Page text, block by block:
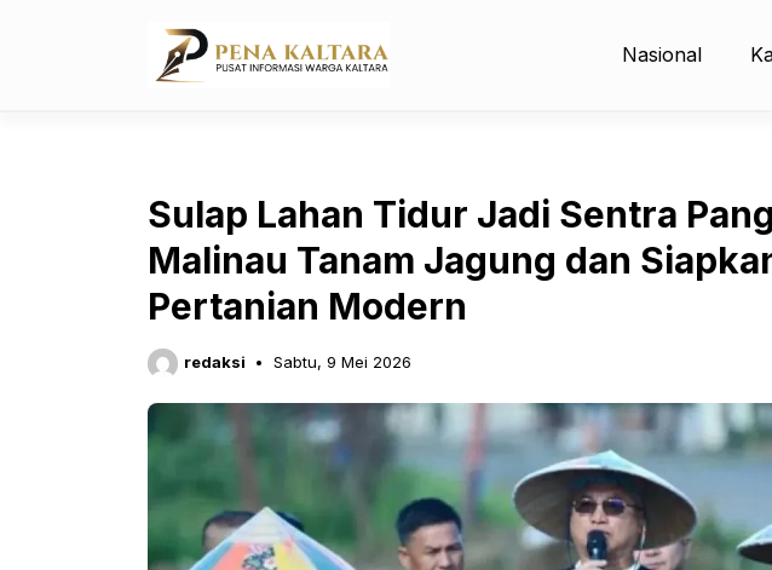
Nasional
Sulap Lahan Tidur Jadi Sentra
Malinau Tanam Jagung dan
Pertanian Modern
redaksi Sabtu, 9 Mei 2026